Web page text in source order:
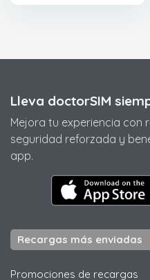
Lleva doctorSIM
Mejora tu experiencia con
seguridad reforzada y
app.
Recargas más enviadas
Promociones de recargas